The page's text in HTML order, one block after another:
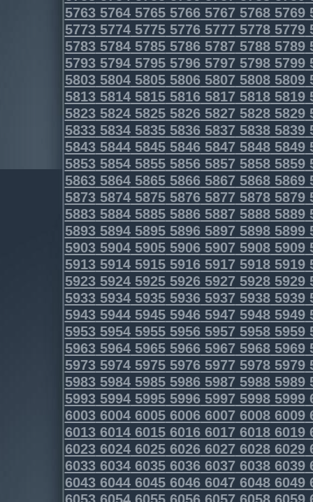
5763576457655766576757685769
5773577457755776577757785779
5783578457855786578757885789
5793579457955796579757985799
5803580458055806580758085809
5813581458155816581758185819
5823582458255826582758285829
5833583458355836583758385839
5843584458455846584758485849
5853585458555856585758585859
5863586458655866586758685869
5873587458755876587758785879
5883588458855886588758885889
5893589458955896589758985899
5903590459055906590759085909
5913591459155916591759185919
5923592459255926592759285929
5933593459355936593759385939
5943594459455946594759485949
5953595459555956595759585959
5963596459655966596759685969
5973597459755976597759785979
5983598459855986598759885989
5993599459955996599759985999
6003600460056006600760086009
6013601460156016601760186019
6023602460256026602760286029
6033603460356036603760386039
6043604460456046604760486049